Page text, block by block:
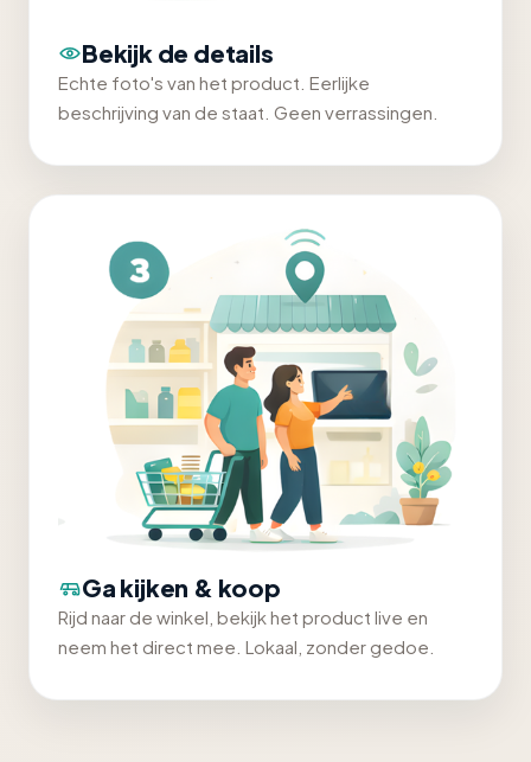
Bekijk de details
Echte foto's van het product. Eerlijke
beschrijving van de staat. Geen verrassingen.
Ga kijken & koop
Rijd naar de winkel, bekijk het product live en
neem het direct mee. Lokaal, zonder gedoe.